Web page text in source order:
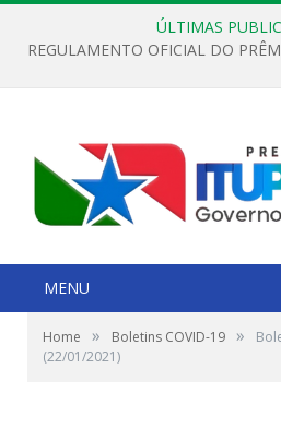
ÚLTIMAS
MENU
Home » Boletins COVID-19 »
(22/01/2021)